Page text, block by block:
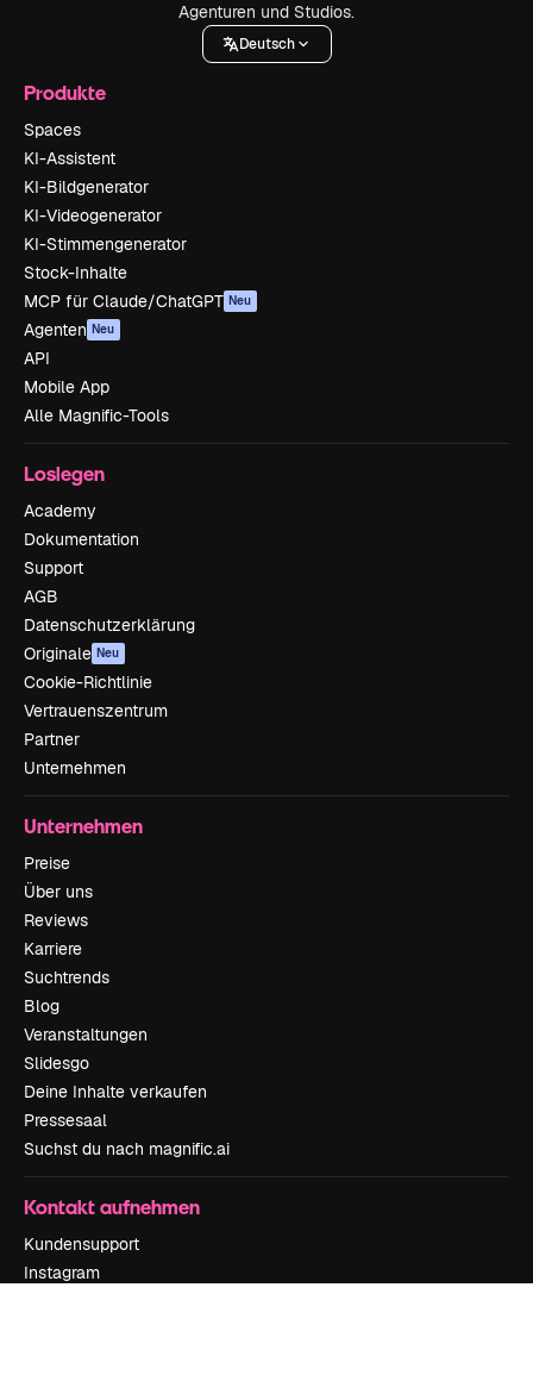
Agenturen und Studios.
Deutsch
Produkte
Spaces
KI-Assistent
KI-Bildgenerator
KI-Videogenerator
KI-Stimmengenerator
Stock-Inhalte
MCP für Claude/ChatGPT Neu
Agenten Neu
API
Mobile App
Alle Magnific-Tools
Loslegen
Academy
Dokumentation
Support
AGB
Datenschutzerklärung
Originale Neu
Cookie-Richtlinie
Vertrauenszentrum
Partner
Unternehmen
Unternehmen
Preise
Über uns
Reviews
Karriere
Suchtrends
Blog
Veranstaltungen
Slidesgo
Deine Inhalte verkaufen
Pressesaal
Suchst du nach magnific.ai
Kontakt aufnehmen
Kundensupport
Instagram